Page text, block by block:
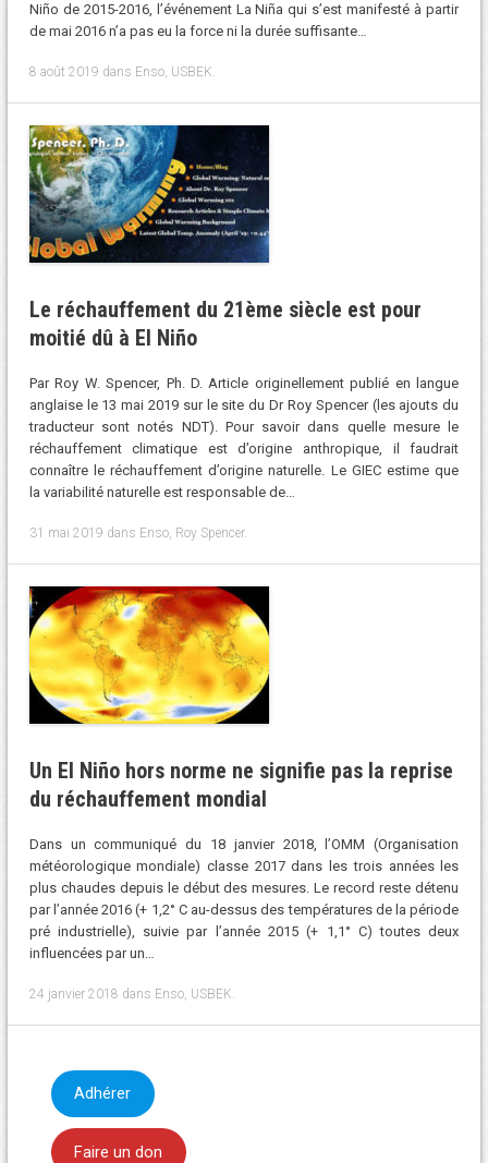
Niño de 2015-2016, l’événement La Niña qui s’est manifesté à partir
de mai 2016 n’a pas eu la force ni la durée suffisante…
8 août 2019 dans Enso, USBEK
Le réchauffement du 21ème siècle est pour
moitié dû à El Niño
Par Roy W. Spencer, Ph. D. Article originellement publié en langue
anglaise le 13 mai 2019 sur le site du Dr Roy Spencer (les ajouts du
traducteur sont notés NDT). Pour savoir dans quelle mesure le
réchauffement climatique est d’origine anthropique, il faudrait
connaître le réchauffement d’origine naturelle. Le GIEC estime que
la variabilité naturelle est responsable de…
31 mai 2019 dans Enso, Roy Spencer.
Un El Niño hors norme ne signifie pas la reprise
du réchauffement mondial
Dans un communiqué du 18 janvier 2018, l’OMM (Organisation
météorologique mondiale) classe 2017 dans les trois années les
plus chaudes depuis le début des mesures. Le record reste détenu
par l’année 2016 (+ 1,2° C au-dessus des températures de la période
pré industrielle), suivie par l’année 2015 (+ 1,1° C) toutes deux
influencées par un…
24 janvier 2018 dans Enso, USBEK
Adhérer
Faire un don